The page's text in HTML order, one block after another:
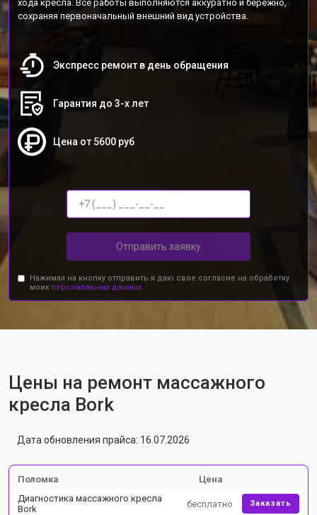
хода кресла. Все работы выполняются аккуратно и бережно,
сохраняя первоначальный внешний вид устройства.
Экспресс ремонт в день обращения
Гарантия до 3-х лет
Цена от 5600 руб
Отправить заявку
Нажимая на кнопку отправить я даю свое согласие на обработку
моих персональных данных.
Цены на ремонт массажного
кресла Bork
Дата обновления прайса: 16.07.2026
Поломка
Цена
Диагностика массажного кресла
Bork
бесплатно Заказать